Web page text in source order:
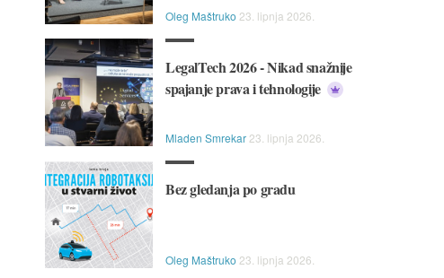
Oleg Maštruko 23. lipnja 2026.
LegalTech 2026 - Nikad snažnije
spajanje prava i tehnologije
Mladen Smrekar 23. lipnja 2026.
Bez gledanja po gradu
Oleg Maštruko 23. lipnja 2026.